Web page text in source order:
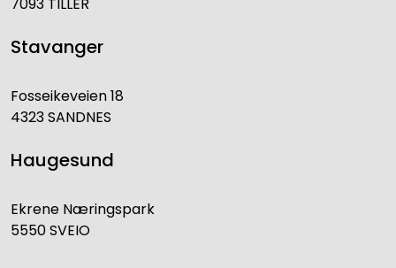
Stavanger
Fosseikeveien 18
4323 SANDNES
Haugesund
Ekrene Næringspark
5550 SVEIO